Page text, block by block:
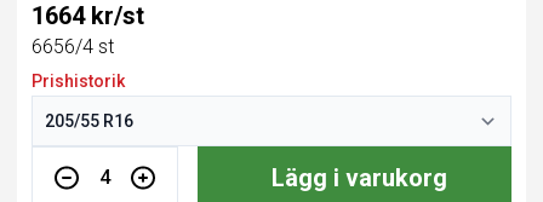
1664 kr/st
6656/4 st
Prishistorik
4 Lägg i varukorg